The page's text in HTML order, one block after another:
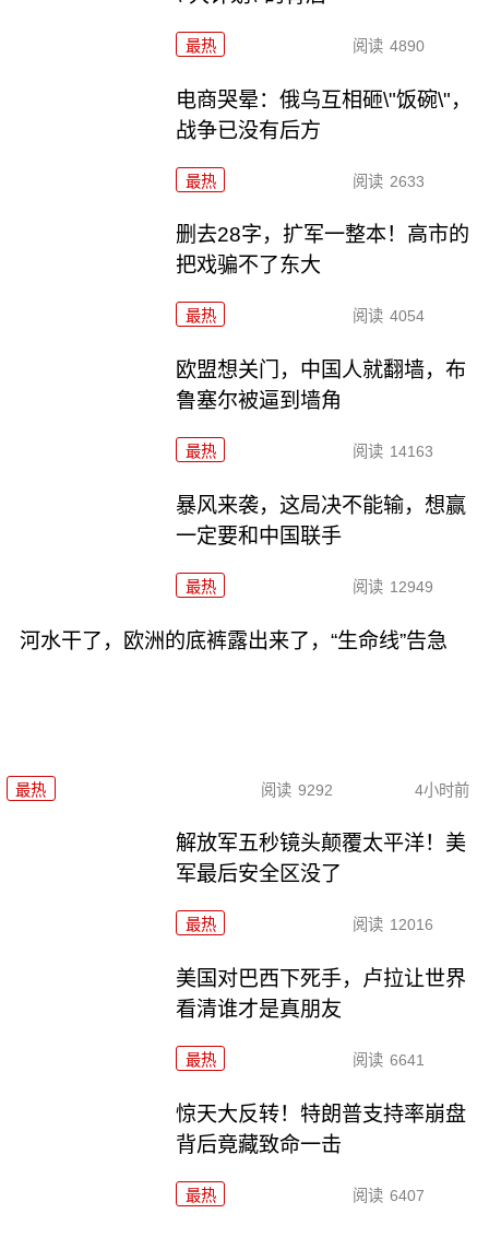
最热 阅读 4890
电商哭晕：俄乌互相砸\"饭碗\"，
战争已没有后方
最热 阅读 2633
删去28字，扩军一整本！高市的
把戏骗不了东大
最热 阅读 4054
欧盟想关门，中国人就翻墙，布
鲁塞尔被逼到墙角
最热 阅读 14163
暴风来袭，这局决不能输，想赢
一定要和中国联手
最热 阅读 12949
河水干了，欧洲的底裤露出来了，“生命线”告急
最热 阅读 9292 4小时前
解放军五秒镜头颠覆太平洋！美
军最后安全区没了
最热 阅读 12016
美国对巴西下死手，卢拉让世界
看清谁才是真朋友
最热 阅读 6641
惊天大反转！特朗普支持率崩盘
背后竟藏致命一击
最热 阅读 6407